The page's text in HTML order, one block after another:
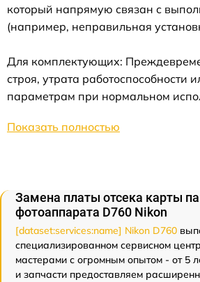
который напрямую связан с
(например, неправильная
Для комплектующих:
строя, утрата работоспособности
параметрам при нормальном
Показать полностью
Замена платы отсека карты
фотоаппарата D760 Nikon
[dataset:services:name] Nikon D760
специализированном сервисном
мастерами с огромным опытом - от 5
и запчасти предоставляем